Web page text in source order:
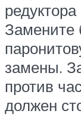
Замените
замены.
против
должен